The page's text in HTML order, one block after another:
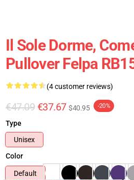
Il Sole Dorme,
Pullover Felpa
(4 customer reviews)
€47.09 €37.67 $40.95 -20%
Type
Unisex
Color
Default